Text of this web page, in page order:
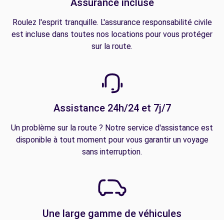
Assurance incluse
Roulez l'esprit tranquille. L'assurance responsabilité civile
est incluse dans toutes nos locations pour vous protéger
sur la route.
Assistance 24h/24 et 7j/7
Un problème sur la route ? Notre service d'assistance est
disponible à tout moment pour vous garantir un voyage
sans interruption.
Une large gamme de véhicules